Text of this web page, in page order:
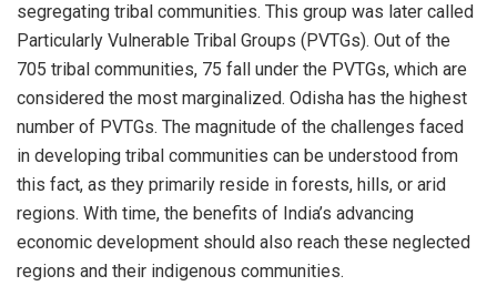
segregating tribal communities. This group was later called
Particularly Vulnerable Tribal Groups (PVTGs). Out of the
705 tribal communities, 75 fall under the PVTGs, which are
considered the most marginalized. Odisha has the highest
number of PVTGs. The magnitude of the challenges faced
in developing tribal communities can be understood from
this fact, as they primarily reside in forests, hills, or arid
regions. With time, the benefits of India’s advancing
economic development should also reach these neglected
regions and their indigenous communities.